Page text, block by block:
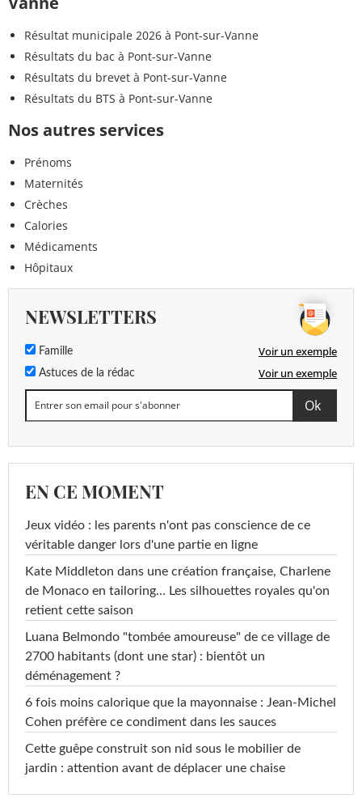
Résultat municipale 2026 à Pont-sur-Vanne
Résultats du bac à Pont-sur-Vanne
Résultats du brevet à Pont-sur-Vanne
Résultats du BTS à Pont-sur-Vanne
Nos autres services
Prénoms
Maternités
Crèches
Calories
Médicaments
Hôpitaux
NEWSLETTERS
Famille Voir un exemple
Astuces de la rédac Voir un exemple
EN CE MOMENT
Jeux vidéo : les parents n'ont pas conscience de ce
véritable danger lors d'une partie en ligne
Kate Middleton dans une création française, Charlene
de Monaco en tailoring… Les silhouettes royales qu'on
retient cette saison
Luana Belmondo "tombée amoureuse" de ce village de
2700 habitants (dont une star) : bientôt un
déménagement ?
6 fois moins calorique que la mayonnaise : Jean-Michel
Cohen préfère ce condiment dans les sauces
Cette guêpe construit son nid sous le mobilier de
jardin : attention avant de déplacer une chaise